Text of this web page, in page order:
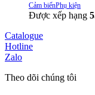
Cảm biếnPhụ kiện
Được xếp hạng
Catalogue
Hotline
Zalo
Theo dõi chúng tôi